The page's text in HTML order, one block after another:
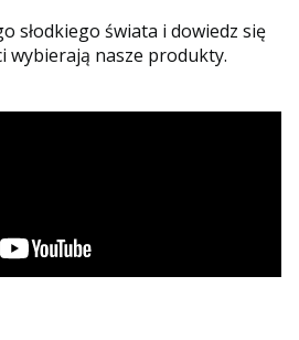
słodkiego świata i dowiedz się
wybierają nasze produkty.